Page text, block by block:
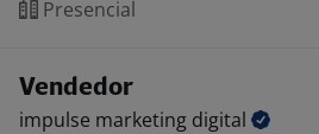
Presencial
Vendedor
impulse marketing digital